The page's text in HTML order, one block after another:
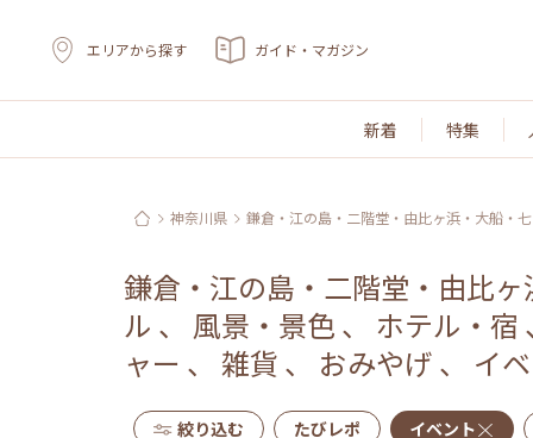
エリアから探す ガイド・マガジン
新着 特集
神奈川県 鎌倉・江の島・二階堂・由比ヶ浜・大船・
鎌倉・江の島・二階堂・由比
ル 、 風景・景色 、 ホテル・宿
ャー 、 雑貨 、 おみやげ 、 イ
絞り込む たびレポ イベント